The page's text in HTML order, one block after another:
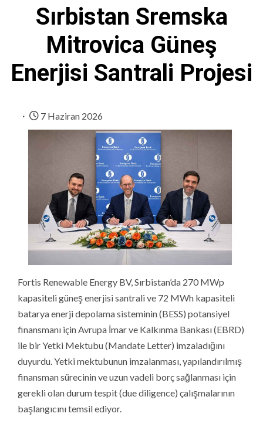
Sırbistan Sremska
Mitrovica Güneş
Enerjisi Santrali Projesi
7 Haziran 2026
Fortis Renewable Energy BV, Sırbistan’da 270 MWp
kapasiteli güneş enerjisi santrali ve 72 MWh kapasiteli
batarya enerji depolama sisteminin (BESS) potansiyel
finansmanı için Avrupa İmar ve Kalkınma Bankası (EBRD)
ile bir Yetki Mektubu (Mandate Letter) imzaladığını
duyurdu. Yetki mektubunun imzalanması, yapılandırılmış
finansman sürecinin ve uzun vadeli borç sağlanması için
gerekli olan durum tespit (due diligence) çalışmalarının
başlangıcını temsil ediyor.